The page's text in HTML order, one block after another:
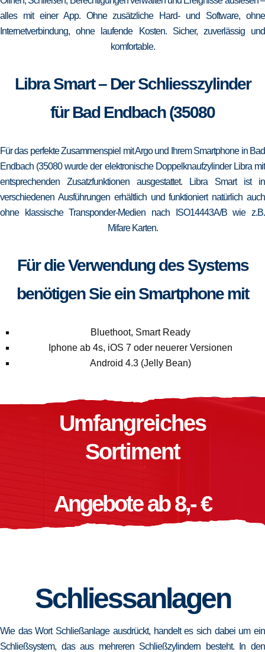
alles mit einer App. Ohne zusätzliche Hard- und Software, ohne
Internetverbindung, ohne laufende Kosten. Sicher, zuverlässig und
komfortable.
Libra Smart – Der Schliesszylinder
für Bad Endbach (35080
Für das perfekte Zusammenspiel mit Argo und Ihrem Smartphone in Bad
Endbach (35080 wurde der elektronische Doppelknaufzylinder Libra mit
entsprechenden Zusatzfunktionen ausgestattet. Libra Smart ist in
verschiedenen Ausführungen erhältlich und funktioniert natürlich auch
ohne klassische Transponder-Medien nach ISO14443A/B wie z.B.
Mifare Karten.
Für die Verwendung des Systems
benötigen Sie ein Smartphone mit
Bluethoot, Smart Ready
Iphone ab 4s, iOS 7 oder neuerer Versionen
Android 4.3 (Jelly Bean)
Umfangreiches
Sortiment
Angebote ab 8,- €
Schliessanlagen
Wie das Wort Schließanlage ausdrückt, handelt es sich dabei um ein
Schließsystem, das aus mehreren Schließzylindern besteht. In den